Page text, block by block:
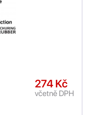
274 Kč
včetně DPH